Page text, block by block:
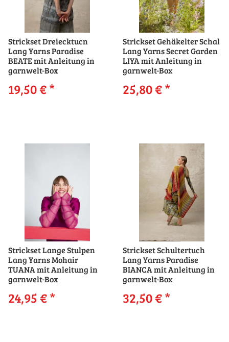
Strickset Dreiecktucn
Lang Yarns Paradise
BEATE mit Anleitung in
garnwelt-Box
19,50 €*
Strickset Gehäkelter Schal
Lang Yarns Secret Garden
LIYA mit Anleitung in
garnwelt-Box
25,80 €*
Strickset Lange Stulpen
Lang Yarns Mohair
TUANA mit Anleitung in
garnwelt-Box
24,95 €*
Strickset Schultertuch
Lang Yarns Paradise
BIANCA mit Anleitung in
garnwelt-Box
32,50 €*